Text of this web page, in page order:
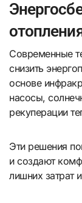
Современные
снизить
основе
насосы,
рекуперации
Эти решения
и создают
лишних затрат